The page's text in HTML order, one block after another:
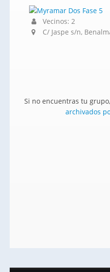
Vecinos: 2
C/ Jaspe s/n,
Si no encuentras tu
archivados